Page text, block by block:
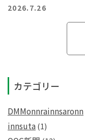
2026.7.26
カテゴリー
DMMonnrainnsaronn
innsuta(1)